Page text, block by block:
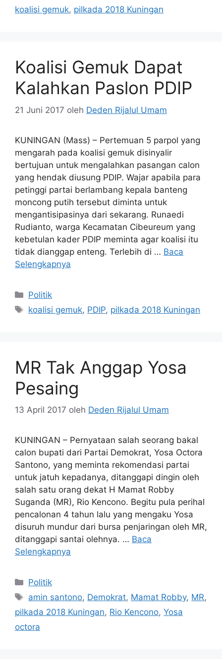
koalisi gemuk, pilkada 2018 Kuningan
Koalisi Gemuk Dapat
Kalahkan Paslon PDIP
21 Juni 2017 oleh Deden Rijalul Umam
KUNINGAN (Mass) – Pertemuan 5 parpol yang
mengarah pada koalisi gemuk disinyalir
bertujuan untuk mengalahkan pasangan calon
yang hendak diusung PDIP. Wajar apabila para
petinggi partai berlambang kepala banteng
moncong putih tersebut diminta untuk
mengantisipasinya dari sekarang. Runaedi
Rudianto, warga Kecamatan Cibeureum yang
kebetulan kader PDIP meminta agar koalisi itu
tidak dianggap enteng. Terlebih di … Baca
Selengkapnya
Kategori
Politik
Tag
koalisi gemuk, PDIP, pilkada 2018 Kuningan
MR Tak Anggap Yosa
Pesaing
13 April 2017 oleh Deden Rijalul Umam
KUNINGAN – Pernyataan salah seorang bakal
calon bupati dari Partai Demokrat, Yosa Octora
Santono, yang meminta rekomendasi partai
untuk jatuh kepadanya, ditanggapi dingin oleh
salah satu orang dekat H Mamat Robby
Suganda (MR), Rio Kencono. Begitu pula perihal
pencalonan 4 tahun lalu yang mengaku Yosa
disuruh mundur dari bursa penjaringan oleh MR,
ditanggapi santai olehnya. … Baca
Selengkapnya
Kategori
Politik
Tag
amin santono, Demokrat, Mamat Robby, MR,
pilkada 2018 Kuningan, Rio Kencono, Yosa
octora